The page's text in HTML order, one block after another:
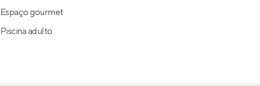
Espaço gourmet
Piscina adulto